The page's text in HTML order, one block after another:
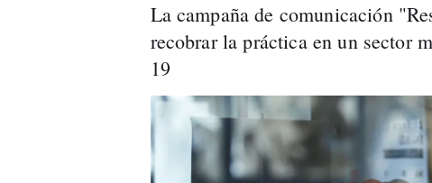
La campaña de comunicación
recobrar la práctica en un sector
19